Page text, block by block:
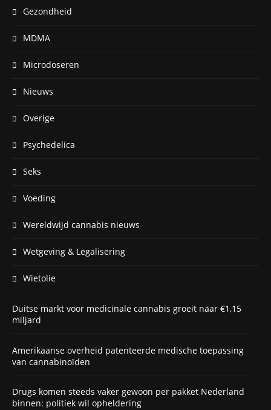
Gezondheid
MDMA
Microdoseren
Nieuws
Overige
Psychedelica
Seks
Voeding
Wereldwijd cannabis nieuws
Wetgeving & Legalisering
Wietolie
Duitse markt voor medicinale cannabis groeit naar €1,15
miljard
Amerikaanse overheid patenteerde medische toepassing
van cannabinoïden
Drugs komen steeds vaker gewoon per pakket Nederland
binnen: politiek wil opheldering